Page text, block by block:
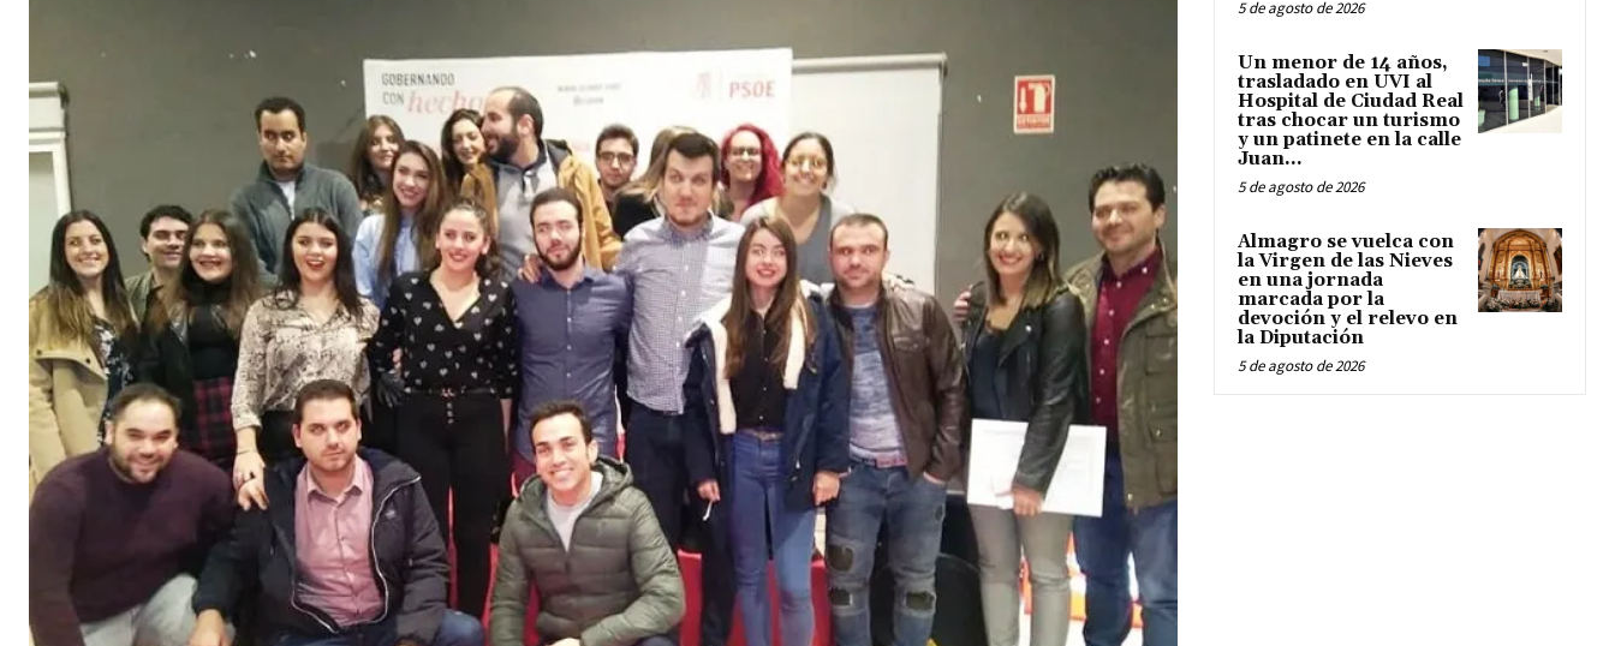
5 de agosto de 2026
Un menor de 14 años,
trasladado en UVI al
Hospital de Ciudad Real
tras chocar un turismo
y un patinete en la calle
Juan...
5 de agosto de 2026
Almagro se vuelca con
la Virgen de las Nieves
en una jornada
marcada por la
devoción y el relevo en
la Diputación
5 de agosto de 2026